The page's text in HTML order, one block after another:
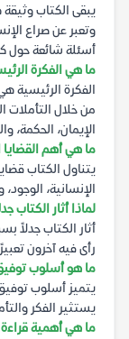
يبقى الكتاب
وتعبر عن صراع
أسئلة شائعة حول
ما هي الفكرة
الفكرة الرئيسية
من خلال التأملات
الإيمان، الحكمة،
ما هي أهم القضايا
يتناول الكتاب
الإنسانية،
لماذا أثار الكتاب
أثار الكتاب جدلاً
رأى فيه آخرون
ما هو أسلوب
يتميز أسلوب
يستثير الفكر
ما هي أهمية قراءة